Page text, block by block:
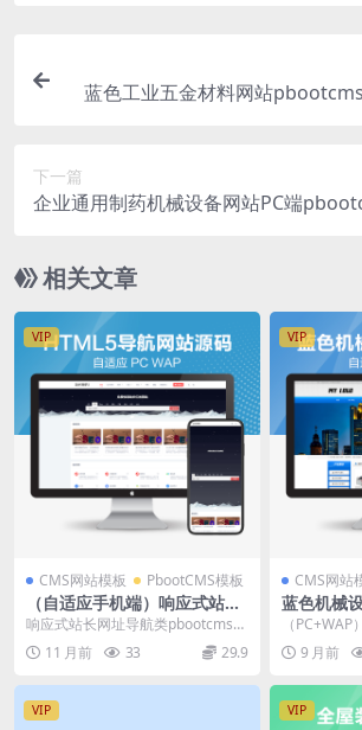
蓝色工业五金材料网站
下一篇
企业通用制药机械设备网站PC端
相关文章
VIP
CMS网站模板 PbootCMS模板
（自适应手机端）响应式站长
网址导航类pbootcms网站模
板 html5导航网站源码下载
响应式站长网址导航类pbootcms网
站模板 html5导航网站源码下载 pb
o... 11 月前 33 29.9
VIP
CMS网站
蓝色机械
ootcms
（
模板 蓝色机
ootcm...
9 月前
VIP VIP